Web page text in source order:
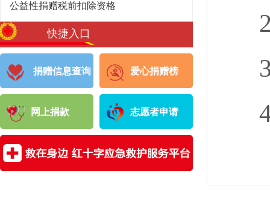
公益性捐赠税前扣除资格
快捷入口
捐赠信息查询 爱心捐赠榜
网上捐款 志愿者申请